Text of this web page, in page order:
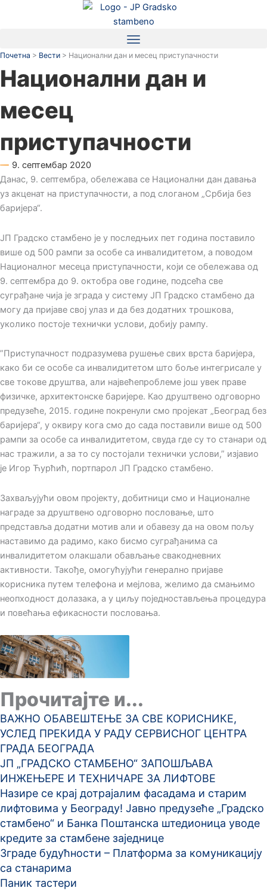
Почетна > Вести > Национални дан и месец приступачности
Национални дан и
месец
приступачности
9. септембар 2020
Данас, 9. септембра, обележава се Национални дан давања
уз акценат на приступачности, а под слоганом „Србија без
баријера“.
ЈП Градско стамбено је у последњих пет година поставило
више од 500 рампи за особе са инвалидитетом, а поводом
Националног месеца приступачности, који се обележава од
9. септембра до 9. октобра ове године, подсећа све
суграђане чија је зграда у систему ЈП Градско стамбено да
могу да пријаве свој улаз и да без додатних трошкова,
уколико постоје технички услови, добију рампу.
”Приступачност подразумева рушење свих врста баријера,
како би се особе са инвалидитетом што боље интегрисале у
све токове друштва, али највећепроблеме још увек праве
физичке, архитектонске баријере. Као друштвено одговорно
предузеће, 2015. године покренули смо пројекат „Београд без
баријера“, у оквиру кога смо до сада поставили више од 500
рампи за особе са инвалидитетом, свуда где су то станари од
нас тражили, а за то су постојали технички услови,” изјавио
је Игор Ћурћић, портпарол ЈП Градско стамбено.
Захваљујући овом пројекту, добитници смо и Националне
награде за друштвено одговорно пословање, што
представља додатни мотив али и обавезу да на овом пољу
наставимо да радимо, како бисмо суграђанима са
инвалидитетом олакшали обављање свакодневних
активности. Такође, омогућујући генерално пријаве
корисника путем телефона и мејлова, желимо да смањимо
неопходност долазака, а у циљу поједностављења процедура
и повећања ефикасности пословања.
Прочитајте и...
ВАЖНО ОБАВЕШТЕЊЕ ЗА СВЕ КОРИСНИКЕ,
УСЛЕД ПРЕКИДА У РАДУ СЕРВИСНОГ ЦЕНТРА
ГРАДА БЕОГРАДА
ЈП „ГРАДСКО СТАМБЕНО“ ЗАПОШЉАВА
ИНЖЕЊЕРЕ И ТЕХНИЧАРЕ ЗА ЛИФТОВЕ
Назире се крај дотрајалим фасадама и старим
лифтовима у Београду! Јавно предузеће „Градско
стамбено“ и Банка Поштанска штедионица уводе
кредите за стамбене заједнице
Зграде будућности – Платформа за комуникацију
са станарима
Паник тастери